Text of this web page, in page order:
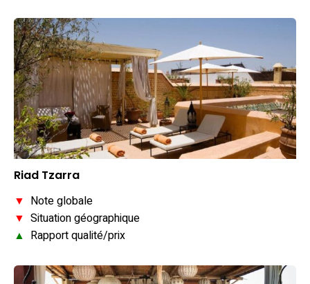
Riad Tzarra
▼ Note globale
▼ Situation géographique
▲ Rapport qualité/prix